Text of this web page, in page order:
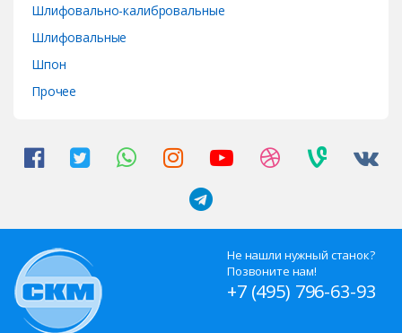
Шлифовально-калибровальные
Шлифовальные
Шпон
Прочее
Не нашли нужный станок?
Позвоните нам!
+7 (495) 796-63-93